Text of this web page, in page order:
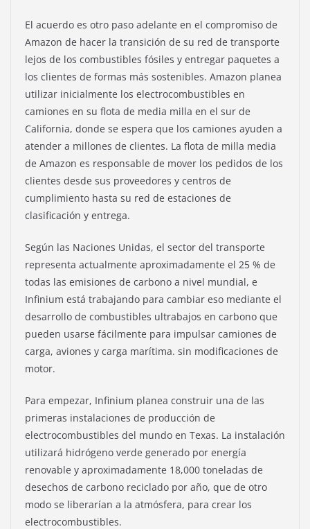
El acuerdo es otro paso adelante en el compromiso de
Amazon de hacer la transición de su red de transporte
lejos de los combustibles fósiles y entregar paquetes a
los clientes de formas más sostenibles. Amazon planea
utilizar inicialmente los electrocombustibles en
camiones en su flota de media milla en el sur de
California, donde se espera que los camiones ayuden a
atender a millones de clientes. La flota de milla media
de Amazon es responsable de mover los pedidos de los
clientes desde sus proveedores y centros de
cumplimiento hasta su red de estaciones de
clasificación y entrega.
Según las Naciones Unidas, el sector del transporte
representa actualmente aproximadamente el 25 % de
todas las emisiones de carbono a nivel mundial, e
Infinium está trabajando para cambiar eso mediante el
desarrollo de combustibles ultrabajos en carbono que
pueden usarse fácilmente para impulsar camiones de
carga, aviones y carga marítima. sin modificaciones de
motor.
Para empezar, Infinium planea construir una de las
primeras instalaciones de producción de
electrocombustibles del mundo en Texas. La instalación
utilizará hidrógeno verde generado por energía
renovable y aproximadamente 18,000 toneladas de
desechos de carbono reciclado por año, que de otro
modo se liberarían a la atmósfera, para crear los
electrocombustibles.